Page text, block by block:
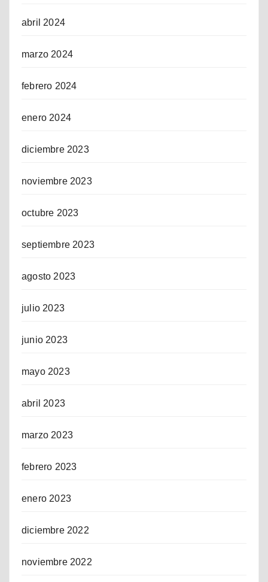
abril 2024
marzo 2024
febrero 2024
enero 2024
diciembre 2023
noviembre 2023
octubre 2023
septiembre 2023
agosto 2023
julio 2023
junio 2023
mayo 2023
abril 2023
marzo 2023
febrero 2023
enero 2023
diciembre 2022
noviembre 2022